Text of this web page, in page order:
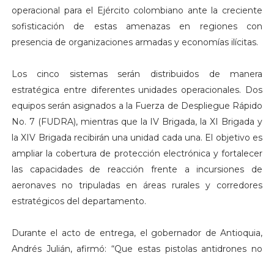
operacional para el Ejército colombiano ante la creciente
sofisticación de estas amenazas en regiones con
presencia de organizaciones armadas y economías ilícitas.
Los cinco sistemas serán distribuidos de manera
estratégica entre diferentes unidades operacionales. Dos
equipos serán asignados a la Fuerza de Despliegue Rápido
No. 7 (FUDRA), mientras que la IV Brigada, la XI Brigada y
la XIV Brigada recibirán una unidad cada una. El objetivo es
ampliar la cobertura de protección electrónica y fortalecer
las capacidades de reacción frente a incursiones de
aeronaves no tripuladas en áreas rurales y corredores
estratégicos del departamento.
Durante el acto de entrega, el gobernador de Antioquia,
Andrés Julián, afirmó: “Que estas pistolas antidrones no